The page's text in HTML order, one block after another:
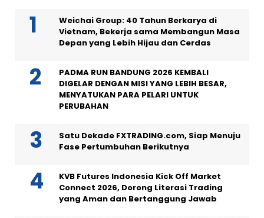
Weichai Group: 40 Tahun Berkarya di
Vietnam, Bekerja sama Membangun Masa
Depan yang Lebih Hijau dan Cerdas
PADMA RUN BANDUNG 2026 KEMBALI
DIGELAR DENGAN MISI YANG LEBIH BESAR,
MENYATUKAN PARA PELARI UNTUK
PERUBAHAN
Satu Dekade FXTRADING.com, Siap Menuju
Fase Pertumbuhan Berikutnya
KVB Futures Indonesia Kick Off Market
Connect 2026, Dorong Literasi Trading
yang Aman dan Bertanggung Jawab